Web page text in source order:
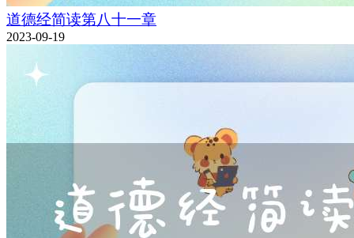
道德经简读第八十一章
2023-09-19